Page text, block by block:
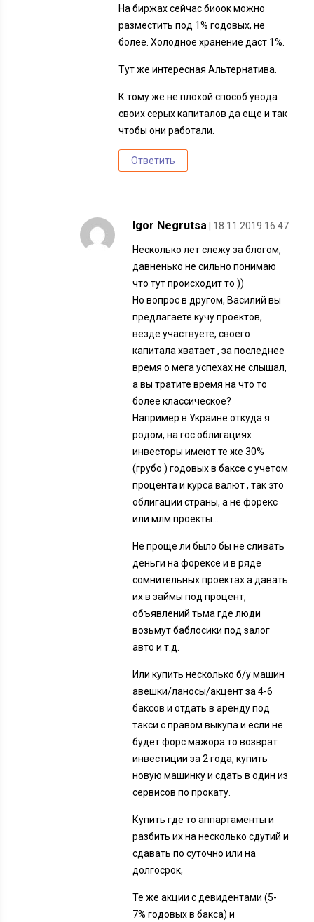
На биржах сейчас биоок можно
разместить под 1% годовых, не
более. Холодное хранение даст 1%.
Тут же интересная Альтернатива.
К тому же не плохой способ увода
своих серых капиталов да еще и так
чтобы они работали.
Ответить
Igor Negrutsa | 18.11.2019 16:47
Несколько лет слежу за блогом,
давненько не сильно понимаю
что тут происходит то ))
Но вопрос в другом, Василий вы
предлагаете кучу проектов,
везде участвуете, своего
капитала хватает , за последнее
время о мега успехах не слышал,
а вы тратите время на что то
более классическое?
Например в Украине откуда я
родом, на гос облигациях
инвесторы имеют те же 30%
(грубо ) годовых в баксе с учетом
процента и курса валют , так это
облигации страны, а не форекс
или млм проекты…
Не проще ли было бы не сливать
деньги на форексе и в ряде
сомнительных проектах а давать
их в займы под процент,
объявлений тьма где люди
возьмут баблосики под залог
авто и т.д.
Или купить несколько б/у машин
авешки/ланосы/акцент за 4-6
баксов и отдать в аренду под
такси с правом выкупа и если не
будет форс мажора то возврат
инвестиции за 2 года, купить
новую машинку и сдать в один из
сервисов по прокату.
Купить где то аппартаменты и
разбить их на несколько сдутий и
сдавать по суточно или на
долгосрок,
Те же акции с девидентами (5-
7% годовых в бакса) и